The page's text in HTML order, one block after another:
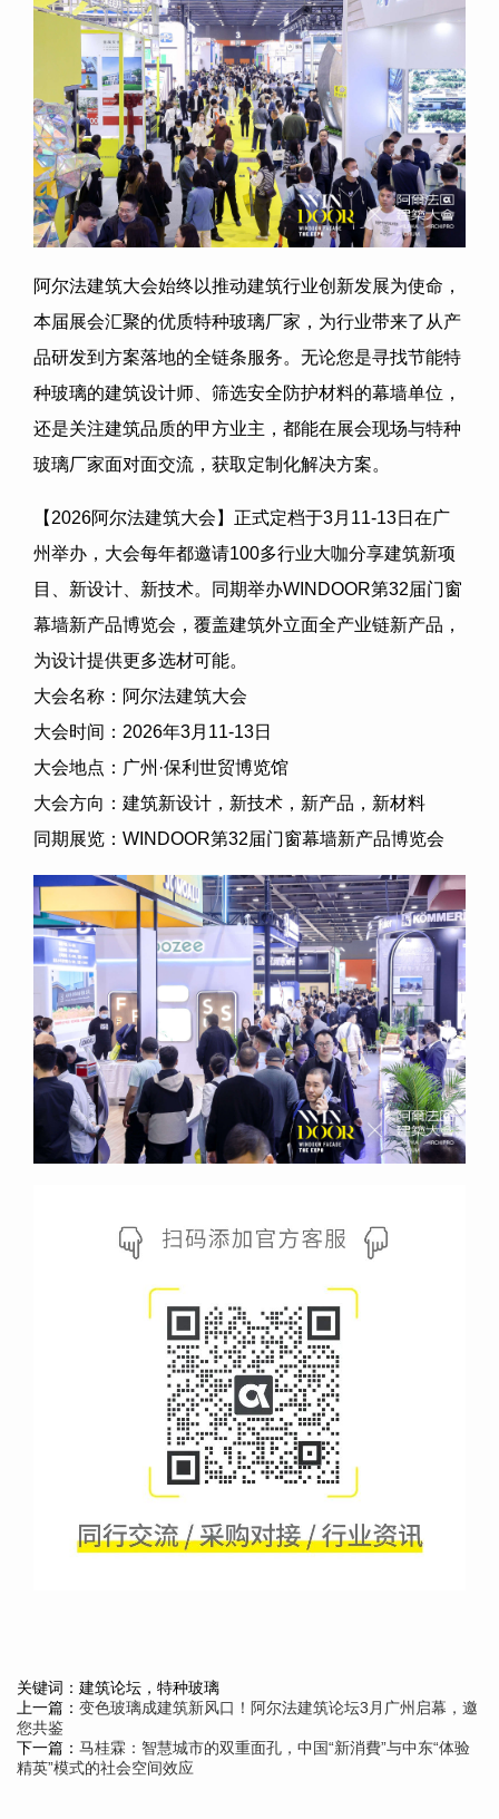
阿尔法建筑大会始终以推动建筑行业创新发展为使命，
本届展会汇聚的优质特种玻璃厂家，为行业带来了从产
品研发到方案落地的全链条服务。无论您是寻找节能特
种玻璃的建筑设计师、筛选安全防护材料的幕墙单位，
还是关注建筑品质的甲方业主，都能在展会现场与特种
玻璃厂家面对面交流，获取定制化解决方案。
【2026阿尔法建筑大会】正式定档于3月11-13日在广
州举办，大会每年都邀请100多行业大咖分享建筑新项
目、新设计、新技术。同期举办WINDOOR第32届门窗
幕墙新产品博览会，覆盖建筑外立面全产业链新产品，
为设计提供更多选材可能。
大会名称：阿尔法建筑大会
大会时间：2026年3月11-13日
大会地点：广州·保利世贸博览馆
大会方向：建筑新设计，新技术，新产品，新材料
同期展览：WINDOOR第32届门窗幕墙新产品博览会
关键词：建筑论坛，特种玻璃
上一篇： 变色玻璃成建筑新风口！阿尔法建筑论坛3月广州启幕，邀
您共鉴
下一篇： 马桂霖：智慧城市的双重面孔，中国“新消費”与中东“体验
精英”模式的社会空间效应